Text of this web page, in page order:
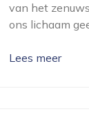
van het
ons lichaam
Lees meer